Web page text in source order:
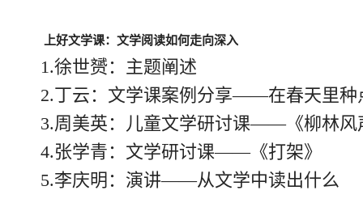
上好文学课：文学阅读如何走向深入
1.徐世赟：主题阐述
2.丁云：文学课案例分享——在春天里种
3.周美英：儿童文学研讨课——《柳林风
4.张学青：文学研讨课——《打架》
5.李庆明：演讲——从文学中读出什么